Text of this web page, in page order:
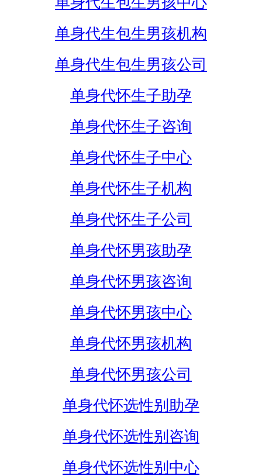
单身代生包生男孩机构
单身代生包生男孩公司
单身代怀生子助孕
单身代怀生子咨询
单身代怀生子中心
单身代怀生子机构
单身代怀生子公司
单身代怀男孩助孕
单身代怀男孩咨询
单身代怀男孩中心
单身代怀男孩机构
单身代怀男孩公司
单身代怀选性别助孕
单身代怀选性别咨询
单身代怀选性别中心